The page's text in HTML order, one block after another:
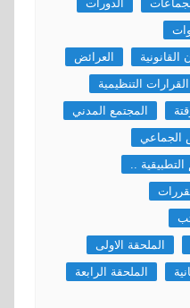
الدورات
العرائض
القرارات التنظيمية
المجتمع المدني
الجماعي
..
الملحقة الاولى
الملحقة الرابعة